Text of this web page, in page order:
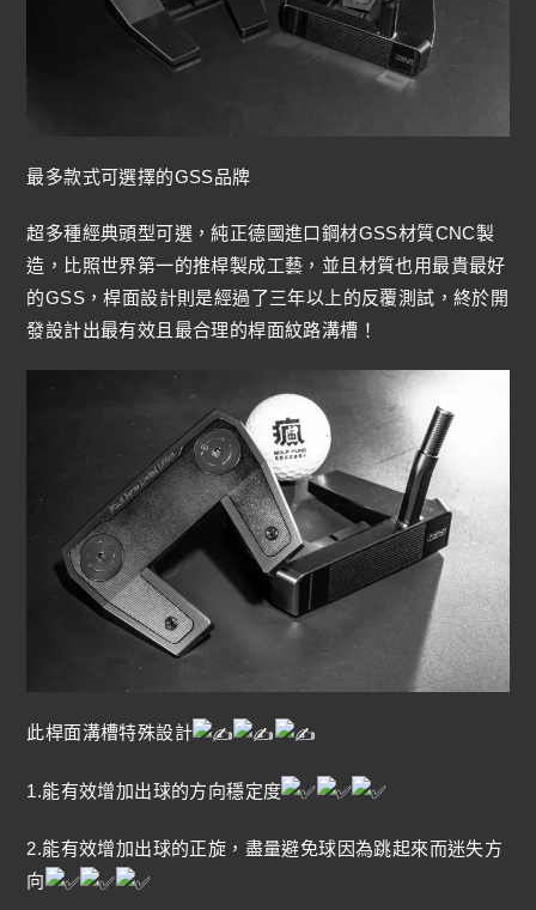
最多款式可選擇的GSS品牌
超多種經典頭型可選，純正德國進口鋼材GSS材質CNC製
造，比照世界第一的推桿製成工藝，並且材質也用最貴最好
的GSS，桿面設計則是經過了三年以上的反覆測試，終於開
發設計出最有效且最合理的桿面紋路溝槽！
此桿面溝槽特殊設計
1.能有效增加出球的方向穩定度
2.能有效增加出球的正旋，盡量避免球因為跳起來而迷失方
向